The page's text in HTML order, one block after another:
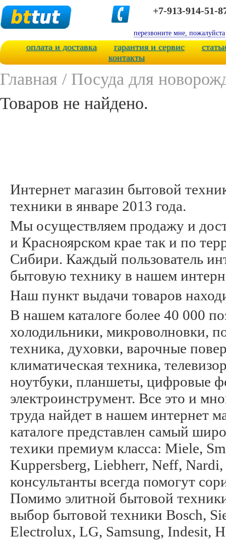
+7-913-914-51-
перезвоните мне, пожалуйста
оплата и доставка гарантия и сервис
контакты
Главная / Посуда для
Товаров не найдено.
Интернет магазин бытовой
техники в январе 2013 года.
Мы осуществляем продажу и
и Красноярском крае так и по
Сибири. Каждый пользователь
бытовую технику в нашем
Наш пункт выдачи товаров
В нашем каталоге более 40 000
холодильники, микроволновки,
техника, духовки, варочные
климатическая техника,
ноутбуки, планшеты, цифровые
электроинструмент. Все это и
труда найдет в нашем интернет
каталоге представлен самый
техики премиум класса: Miele,
Kuppersberg, Liebherr, Neff,
консультанты всегда помогут
Помимо элитной бытовой
выбор бытовой техники Bosch,
Electrolux, LG, Samsung, Indesit,